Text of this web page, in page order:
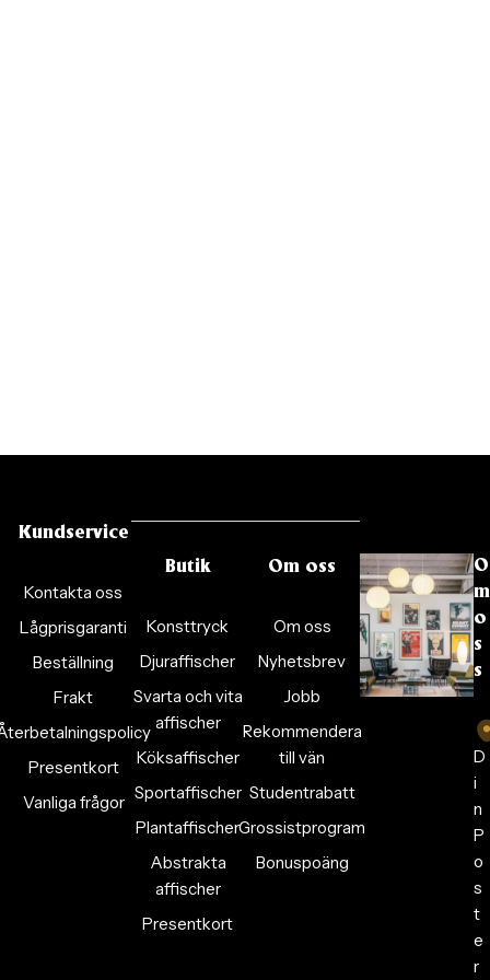
Kundservice
Kontakta oss
Lågprisgaranti
Beställning
Frakt
Presentkort
Vanliga frågor
Butik
Konsttryck
Djuraffischer
Svarta och vita
affischer
Köksaffischer
Sportaffischer
Plantaffischer
Abstrakta
affischer
Presentkort
Om oss
Om oss
Nyhetsbrev
Jobb
Rekommendera
till vän
Studentrabatt
Grossistprogram
Bonuspoäng
O
m
o
s
s
D
i
n
P
o
s
t
e
r